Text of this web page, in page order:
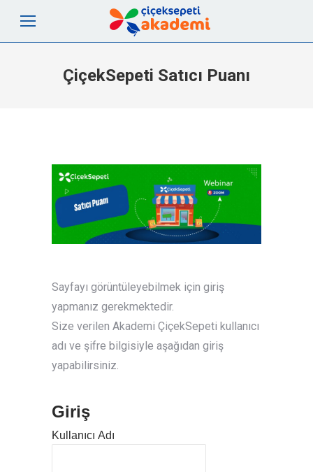
ÇiçekSepeti Satıcı Puanı
Sayfayı görüntüleyebilmek için giriş
yapmanız gerekmektedir.
Size verilen Akademi ÇiçekSepeti kullanıcı
adı ve şifre bilgisiyle aşağıdan giriş
yapabilirsiniz.
Giriş
Kullanıcı Adı